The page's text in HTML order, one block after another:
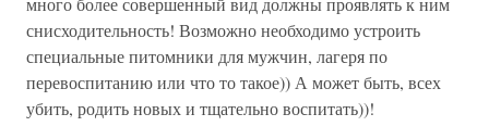
снисходительность! Возможно необходимо устроить
специальные питомники для мужчин, лагеря по
перевоспитанию или что то такое)) А может быть, всех
убить, родить новых и тщательно воспитать))!